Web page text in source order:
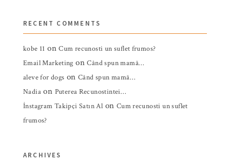
RECENT COMMENTS
kobe 11 onCum recunosti un suflet frumos?
Email Marketing onCând spun mamă…
aleve for dogs onCând spun mamă…
Nadiaon Puterea Recunostintei…
İnstagram Takipçi Satın Al on Cum recunosti un suflet
frumos?
ARCHIVES